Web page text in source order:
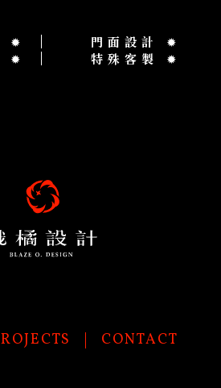
✹ 門面設計 ✹
✹ 特殊客製 ✹
CONTACT